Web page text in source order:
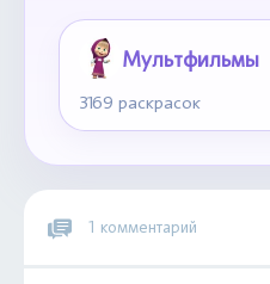
Мультфильмы
3169 раскрасок
1 комментарий